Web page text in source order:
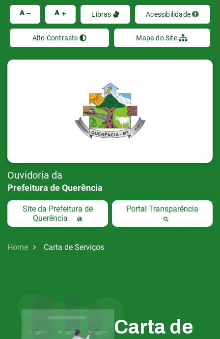
A A Libras Acessibilidade
Alto Contraste Mapa do Site
Ouvidoria da
Prefeitura de Querência
Site da Prefeitura de
Querência
Portal Transparência
Home Carta de Serviços
Carta de